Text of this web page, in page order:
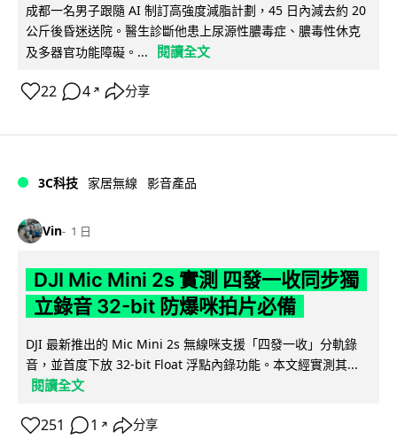
成都一名男子跟隨 AI 制訂高強度減脂計劃，45 日內減去約 20
公斤後昏迷送院。醫生診斷他患上尿源性膿毒症、膿毒性休克
及多器官功能障礙。...
閱讀全文
22 4 ↗ 分享
3C科技 家居無線 影音產品
Vin 1 日
DJI Mic Mini 2s 實測 四發一收同步獨
立錄音 32-bit 防爆咪拍片必備
DJI 最新推出的 Mic Mini 2s 無線咪支援「四發一收」分軌錄
音，並首度下放 32-bit Float 浮點內錄功能。本文經實測其...
閱讀全文
251 1 ↗ 分享